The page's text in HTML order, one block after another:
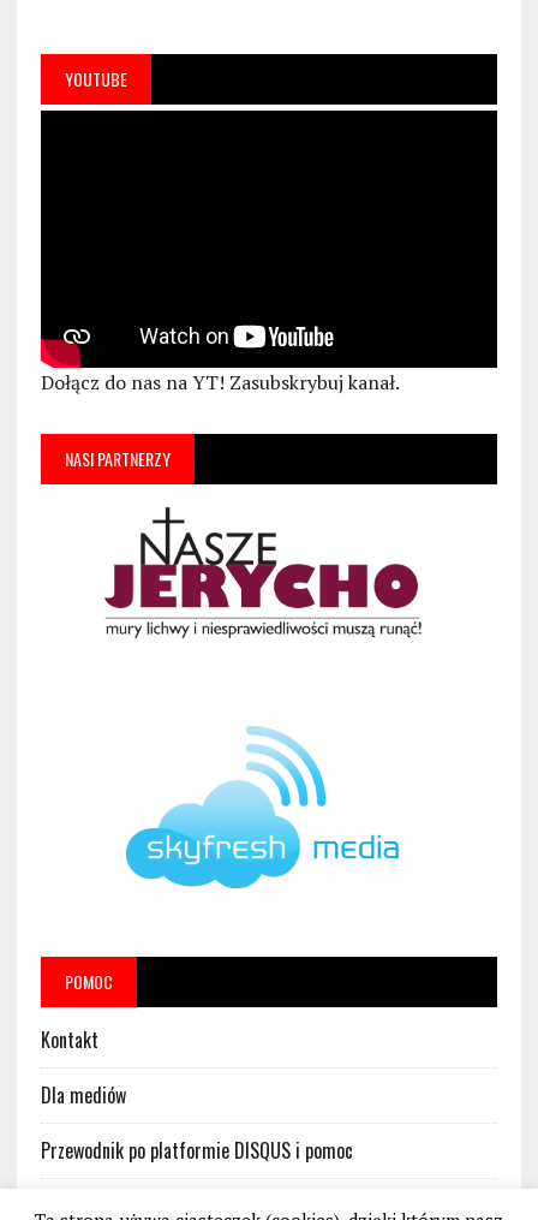
YOUTUBE
Dołącz do nas na YT! Zasubskrybuj kanał.
NASI PARTNERZY
POMOC
Kontakt
Dla mediów
Przewodnik po platformie DISQUS i pomoc
Regulamin platformy DISQUS w serwisie BankoweBezprawie.pl